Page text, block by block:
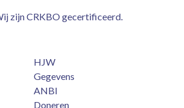
zijn CRKBO gecertificeerd.
HJW
Gegevens
ANBI
Doneren